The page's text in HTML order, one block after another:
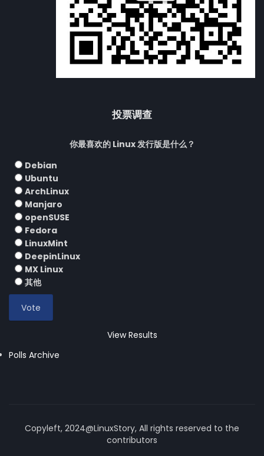
投票调查
你最喜欢的 Linux 发行版是什么？
Debian
Ubuntu
ArchLinux
Manjaro
openSUSE
Fedora
LinuxMint
DeepinLinux
MX Linux
其他
View Results
Polls Archive
Copyleft, 2024@LinuxStory, All rights reserved to the
contributors